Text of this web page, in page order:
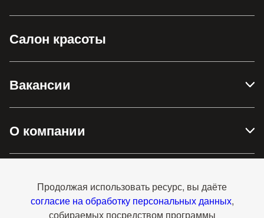
Салон красоты
Вакансии
О компании
Продолжая использовать ресурс, вы даёте
согласие на обработку персональных данных,
собираемых посредством программы